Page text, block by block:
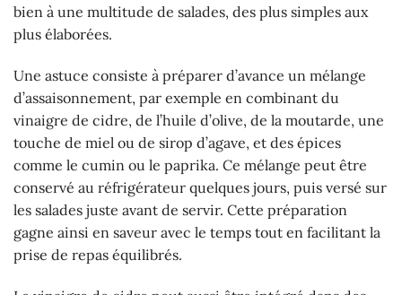
bien à une multitude de salades, des plus simples aux
plus élaborées.
Une astuce consiste à préparer d’avance un mélange
d’assaisonnement, par exemple en combinant du
vinaigre de cidre, de l’huile d’olive, de la moutarde, une
touche de miel ou de sirop d’agave, et des épices
comme le cumin ou le paprika. Ce mélange peut être
conservé au réfrigérateur quelques jours, puis versé sur
les salades juste avant de servir. Cette préparation
gagne ainsi en saveur avec le temps tout en facilitant la
prise de repas équilibrés.